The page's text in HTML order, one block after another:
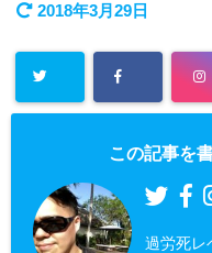
2018年3月29日
この記事を
過労死レ